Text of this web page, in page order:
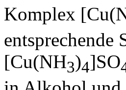
Komplex
[Cu(NH3)4]SO